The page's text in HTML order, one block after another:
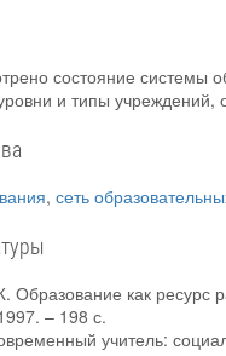
состояние системы
и типы
, сеть
как ресурс
– 198 с.
учитель: